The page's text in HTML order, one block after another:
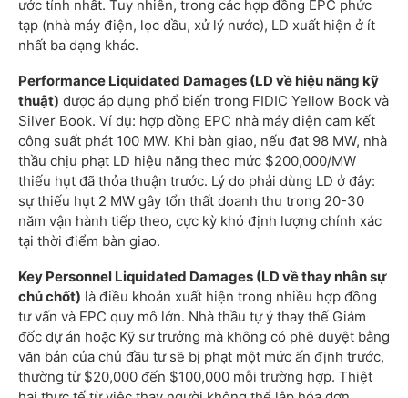
ước tính nhất. Tuy nhiên, trong các hợp đồng EPC phức
tạp (nhà máy điện, lọc dầu, xử lý nước), LD xuất hiện ở ít
nhất ba dạng khác.
Performance Liquidated Damages (LD về hiệu năng kỹ
thuật) được áp dụng phổ biến trong FIDIC Yellow Book và
Silver Book. Ví dụ: hợp đồng EPC nhà máy điện cam kết
công suất phát 100 MW. Khi bàn giao, nếu đạt 98 MW, nhà
thầu chịu phạt LD hiệu năng theo mức $200,000/MW
thiếu hụt đã thỏa thuận trước. Lý do phải dùng LD ở đây:
sự thiếu hụt 2 MW gây tổn thất doanh thu trong 20-30
năm vận hành tiếp theo, cực kỳ khó định lượng chính xác
tại thời điểm bàn giao.
Key Personnel Liquidated Damages (LD về thay nhân sự
chủ chốt) là điều khoản xuất hiện trong nhiều hợp đồng
tư vấn và EPC quy mô lớn. Nhà thầu tự ý thay thế Giám
đốc dự án hoặc Kỹ sư trưởng mà không có phê duyệt bằng
văn bản của chủ đầu tư sẽ bị phạt một mức ấn định trước,
thường từ $20,000 đến $100,000 mỗi trường hợp. Thiệt